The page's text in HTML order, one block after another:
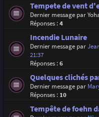
Tempete de vent
Dernier message par
Réponses :4
Incendie Lunaire
Dernier message par
21:37
Réponses :6
Quelques clichés
Dernier message par
Réponses : 10
Tempête de foehn